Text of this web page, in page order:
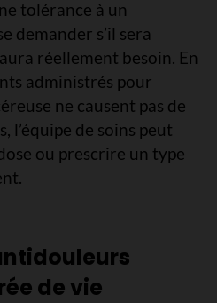
tolérance à un
demander s’il sera
réellement besoin. En
administrés pour
ne causent pas de
l’équipe de soins peut
ou prescrire un type
de vie